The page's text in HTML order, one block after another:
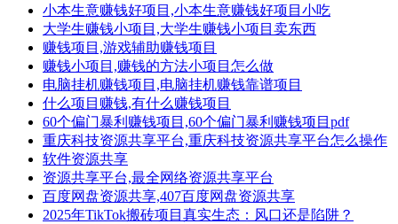
小本生意赚钱好项目,小本生意赚钱好项目小吃
大学生赚钱小项目,大学生赚钱小项目卖东西
赚钱项目,游戏辅助赚钱项目
赚钱小项目,赚钱的方法小项目怎么做
电脑挂机赚钱项目,电脑挂机赚钱靠谱项目
什么项目赚钱,有什么赚钱项目
60个偏门暴利赚钱项目,60个偏门暴利赚钱项目pdf
重庆科技资源共享平台,重庆科技资源共享平台怎么操作
软件资源共享
资源共享平台,最全网络资源共享平台
百度网盘资源共享,407百度网盘资源共享
2025年TikTok搬砖项目真实生态：风口还是陷阱？